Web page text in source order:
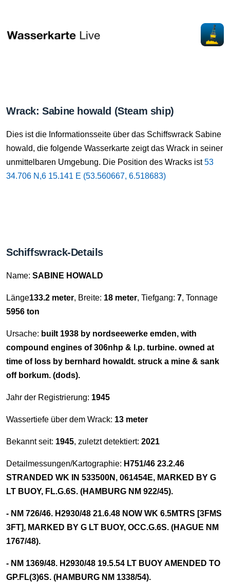
Wrack: Sabine howald (Steam ship)
Dies ist die Informationsseite über das Schiffswrack Sabine
howald, die folgende Wasserkarte zeigt das Wrack in seiner
unmittelbaren Umgebung. Die Position des Wracks ist53
34.706 N,6 15.141 E (53.560667, 6.518683)
Schiffswrack-Details
Name: SABINE HOWALD
Länge133.2 meter, Breite: 18 meter, Tiefgang: 7, Tonnage
5956 ton
Ursache: built 1938 by nordseewerke emden, with
compound engines of 306nhp & l.p. turbine. owned at
time of loss by bernhard howaldt. struck a mine & sank
off borkum. (dods).
Jahr der Registrierung: 1945
Wassertiefe über dem Wrack: 13 meter
Bekannt seit: 1945, zuletzt detektiert: 2021
Detailmessungen/Kartographie: H751/46 23.2.46
STRANDED WK IN 533500N, 061454E, MARKED BY G
LT BUOY, FL.G.6S. (HAMBURG NM 922/45).
- NM 726/46. H2930/48 21.6.48 NOW WK 6.5MTRS [3FMS
3FT], MARKED BY G LT BUOY, OCC.G.6S. (HAGUE NM
1767/48).
- NM 1369/48. H2930/48 19.5.54 LT BUOY AMENDED TO
GP.FL(3)6S. (HAMBURG NM 1338/54).